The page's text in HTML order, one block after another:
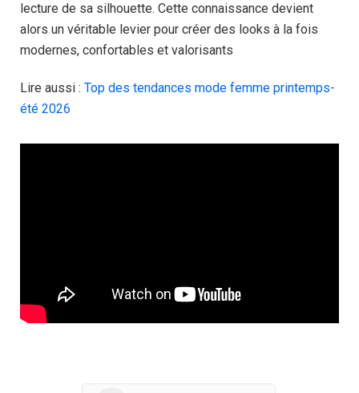
lecture de sa silhouette. Cette connaissance devient
alors un véritable levier pour créer des looks à la fois
modernes, confortables et valorisants
Lire aussi : Top des tendances mode femme printemps-
été 2026